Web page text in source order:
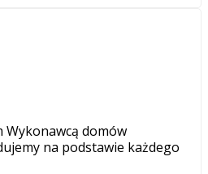
Wykonawcą domów
na podstawie każdego